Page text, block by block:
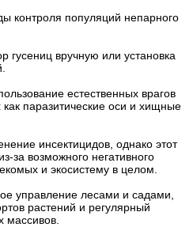
контроля популяций непарного
вручную или установка
естественных врагов
паразитические оси и хищные
инсектицидов, однако этот
за возможного негативного
и экосистему в целом.
управление лесами и садами,
растений и регулярный
массивов.